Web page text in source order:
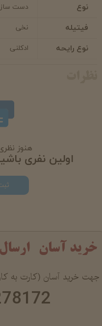
نوع دست ساز
فیتیله نخی
نوع رایحه ادکلنی
هنوز
اولین نفری
خرید آسان
جهت خرید آسان (کارت به